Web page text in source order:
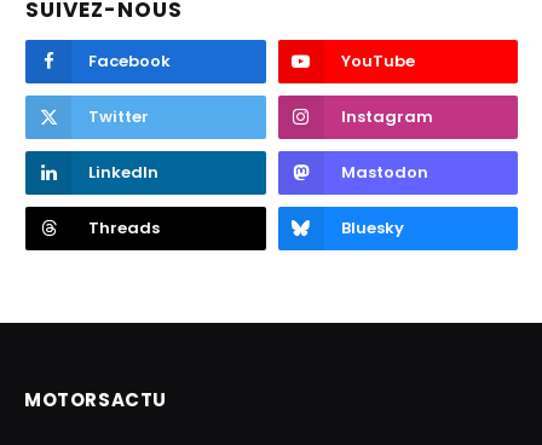
SUIVEZ-NOUS
Facebook YouTube
Twitter Instagram
LinkedIn Mastodon
Threads Bluesky
MOTORSACTU